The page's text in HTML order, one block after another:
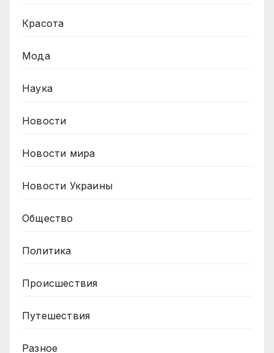
Красота
Мода
Наука
Новости
Новости мира
Новости Украины
Общество
Политика
Происшествия
Путешествия
Разное